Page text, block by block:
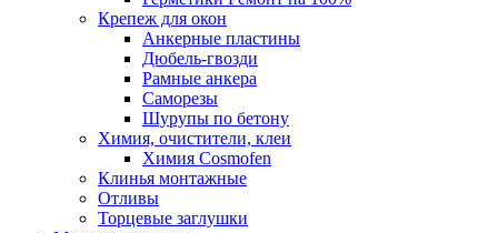
Крепеж для окон
Анкерные пластины
Дюбель-гвозди
Рамные анкера
Саморезы
Шурупы по бетону
Химия, очистители, клеи
Химия Cosmofen
Клинья монтажные
Отливы
Торцевые заглушки